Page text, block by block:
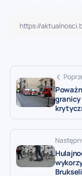
granicy